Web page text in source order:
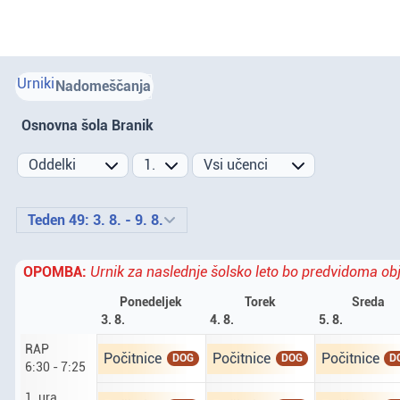
UrnikiNadomeščanja
Osnovna šola Branik
Prejšnji teden
Teden 49: 3. 8. - 9. 8.
OPOMBA: Urnik za naslednje šolsko leto bo predvidoma
Ponedeljek
3. 8.
Torek
4. 8.
Sreda
5. 8.
RAP
6:30 - 7:25
Ponedeljek tretji osmi. RAP od 6 ur 30 do 7 ur
Počitnice DOG Torek četrti osmi. RAP od 6
Počitnice DOG Sreda peti
Počitnice